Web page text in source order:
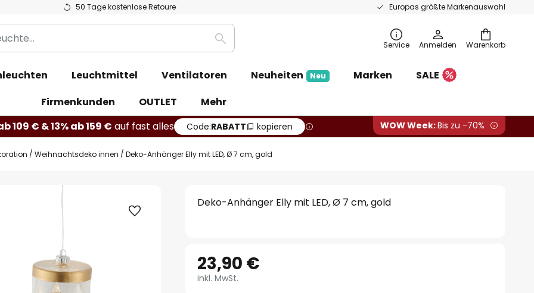
50 Tage kostenlose Retoure Europas größte Markenauswahl
Warenkorb
Suche Service Anmelden
Leuchtmittel Ventilatoren Neuheiten Neu Marken
SALE
Firmenkunden
OUTLET
Mehr
109 € & 13% ab 159 € auf fast alles Code:RABATT kopieren WOW Week:Bis zu -70%
Weihnachtsdeko innen Deko-Anhänger Elly mit LED, Ø 7 cm, gold
Deko-Anhänger Elly mit LED, Ø 7 cm, gold
23,90 €
inkl. MwSt.